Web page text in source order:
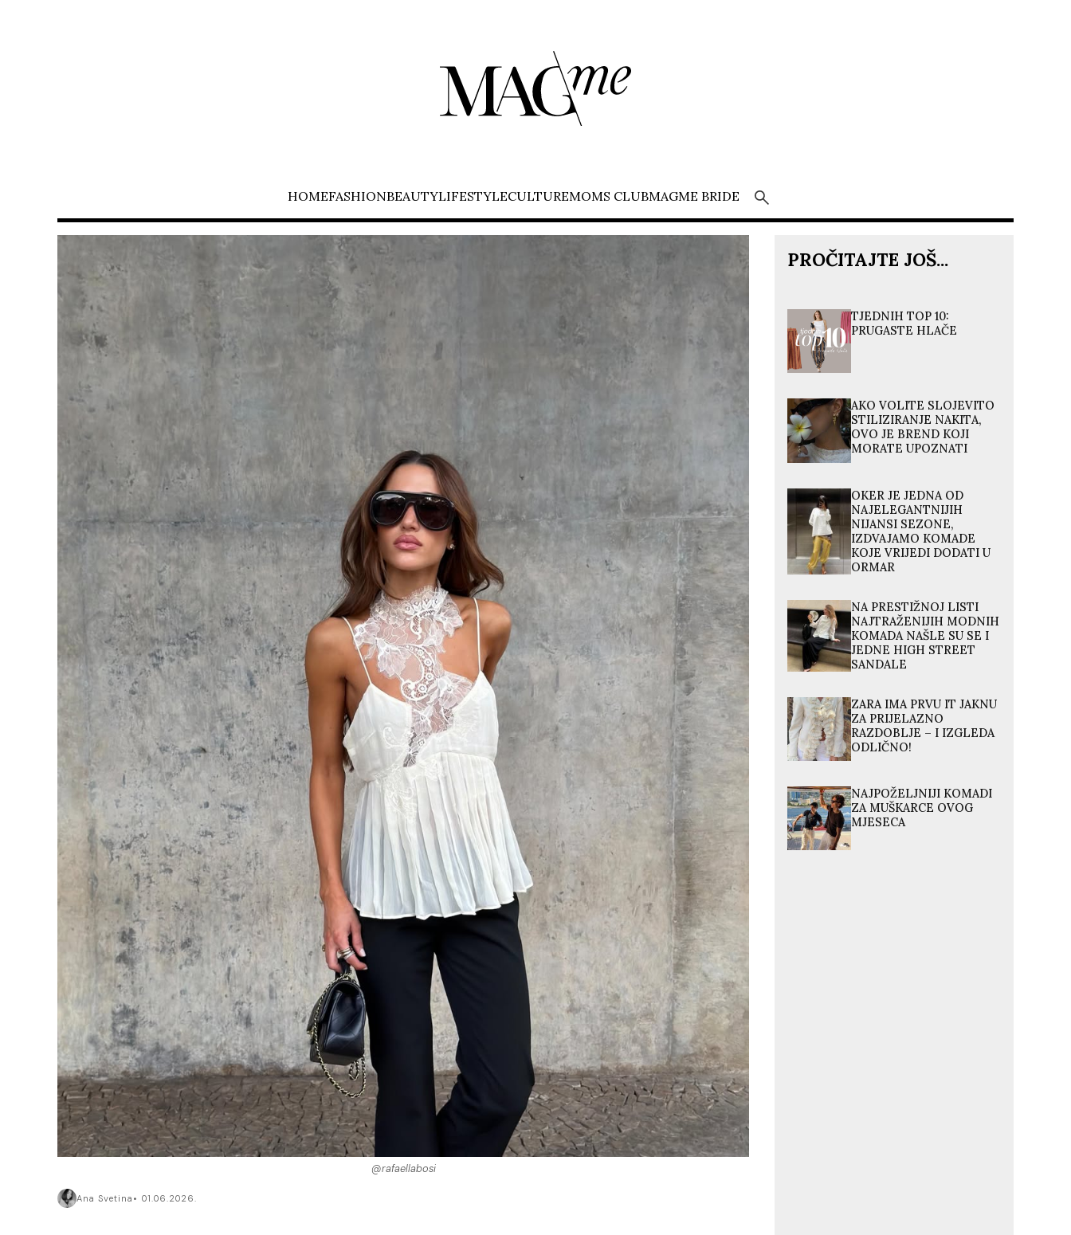
HOMEFASHIONBEAUTYLIFESTYLECULTUREMOMS CLUBMAGME BRIDE
@rafaellabosi
Ana Svetina 01.06.2026.
PROČITAJTE JOŠ...
TJEDNIH TOP 10:
PRUGASTE HLAČE
AKO VOLITE SLOJEVITO
STILIZIRANJE NAKITA,
OVO JE BREND KOJI
MORATE UPOZNATI
OKER JE JEDNA OD
NAJELEGANTNIJIH
NIJANSI SEZONE,
IZDVAJAMO KOMADE
KOJE VRIJEDI DODATI U
ORMAR
NA PRESTIŽNOJ LISTI
NAJTRAŽENIJIH MODNIH
KOMADA NAŠLE SU SE I
JEDNE HIGH STREET
SANDALE
ZARA IMA PRVU IT JAKNU
ZA PRIJELAZNO
RAZDOBLJE – I IZGLEDA
ODLIČNO!
NAJPOŽELJNIJI KOMADI
ZA MUŠKARCE OVOG
MJESECA